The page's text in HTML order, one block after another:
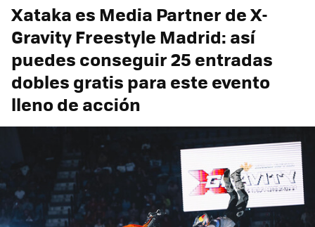
Xataka es Media Partner de X-
Gravity Freestyle Madrid: así
puedes conseguir 25 entradas
dobles gratis para este evento
lleno de acción